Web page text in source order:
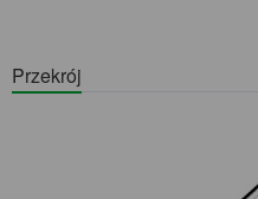
Przekrój